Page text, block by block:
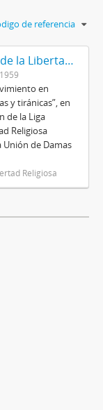
de referencia
Liga Nacional Defensora de la Libertad Religiosa
en
y tiránicas”, en
de la Liga
Religiosa
de Damas
Religiosa